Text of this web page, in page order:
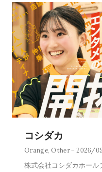
コシダカ
Orange,Other 2026/05
株式会社コシダカホール